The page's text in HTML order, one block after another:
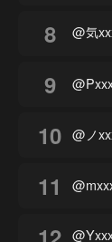
8 @気
9
10 @ノ
11